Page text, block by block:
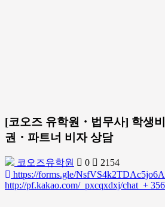
[코오즈 유학원・법무사] 학생
권・파트너 비자 상담
코오즈유학원 0 2154
https://forms.gle/NsfVS4k2TDAc5jo6A
http://pf.kakao.com/_pxcqxdxj/chat + 356